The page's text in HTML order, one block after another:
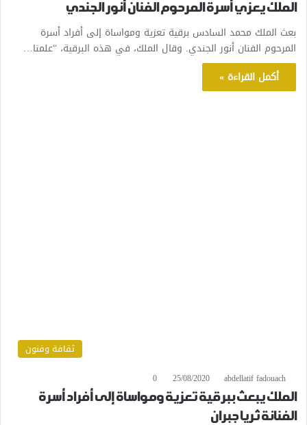
الملك يعزي أسرة المرحوم الفنان أنور الجندي
بعث الملك محمد السادس برقية تعزية ومواساة إلى أفراد أسرة
المرحوم الفنان أنور الجندي. وقال الملك، في هذه البرقية، “علمنا…
أكمل القراءة »
ثقافة وفنون
abdellatif fadouach
25/08/2020
0
الملك يبعث ببرقية تعزية ومواساة إلى أفراد أسرة
الفنانة ثريا جبران